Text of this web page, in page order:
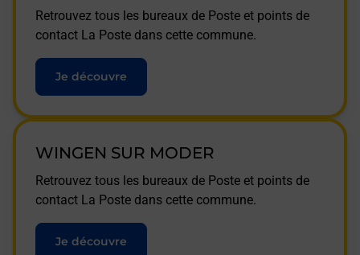
Retrouvez tous les bureaux de Poste et points de
contact La Poste dans cette commune.
Je découvre
WINGEN SUR MODER
Retrouvez tous les bureaux de Poste et points de
contact La Poste dans cette commune.
Je découvre